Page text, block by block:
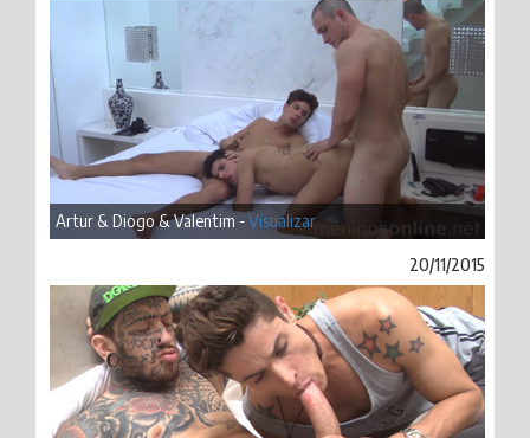
Artur & Diogo & Valentim -Visualizar
20/11/2015